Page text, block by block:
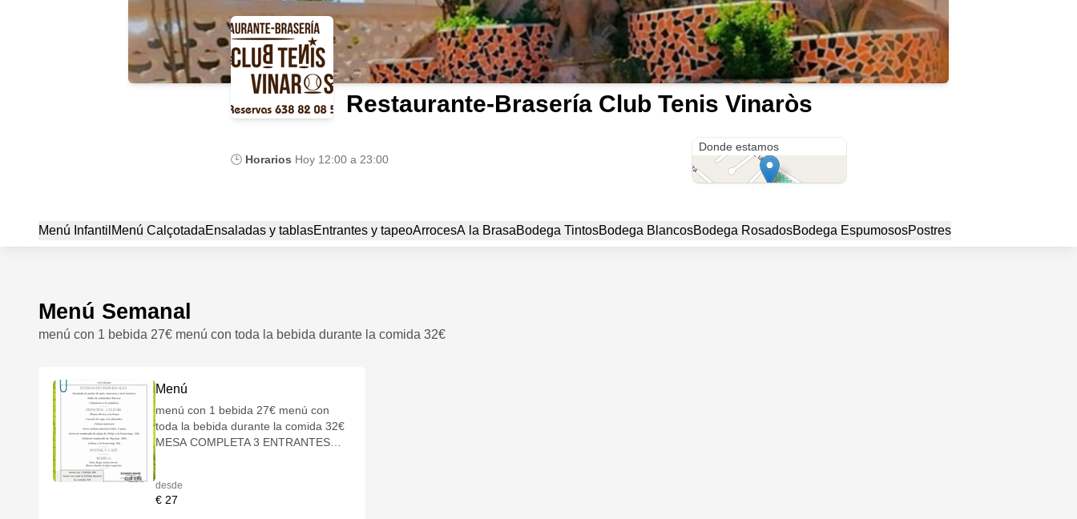
Restaurante-Brasería Club Tenis Vinaròs
🕒 Horarios Hoy 12:00 a 23:00
Donde estamos
Menú Infantil Menú CalçotadaEnsaladas y tablasEntrantes y tapeoArrocesA la BrasaBodega TintosBodega BlancosBodega RosadosBodega EspumososPostres
Menú Semanal
menú con 1 bebida 27€ menú con toda la bebida durante la comida 32€
Menú
menú con 1 bebida 27€ menú con
toda la bebida durante la comida 32€
MESA COMPLETA 3 ENTRANTES
cada semana, puedes pedir: -Entrecot
madurado de añojo de 300gr a la
desde
€ 27